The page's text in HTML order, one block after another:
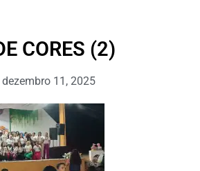
CORES (2)
dezembro 11, 2025